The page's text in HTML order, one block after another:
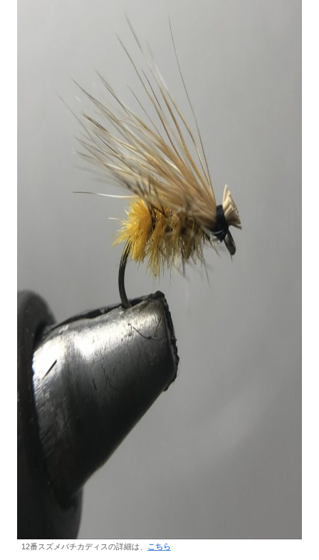
12番スズメバチカディスの詳細は、 こちら